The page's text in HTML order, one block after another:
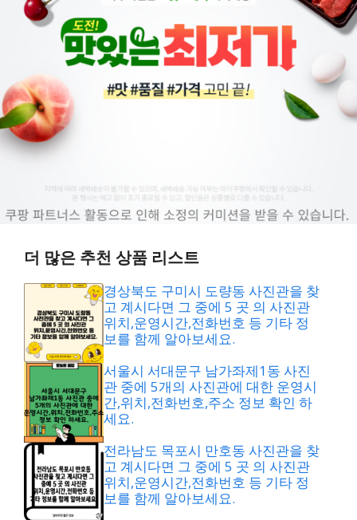
더 많은 추천 상품 리스트
경상북도 구미시 도량동 사진관을 찾
고 계시다면 그 중에 5 곳 의 사진관
위치,운영시간,전화번호 등 기타 정
보를 함께 알아보세요.
서울시 서대문구 남가좌제1동 사진
관 중에 5개의 사진관에 대한 운영시
간,위치,전화번호,주소 정보 확인 하
세요.
전라남도 목포시 만호동 사진관을 찾
고 계시다면 그 중에 5 곳 의 사진관
위치,운영시간,전화번호 등 기타 정
보를 함께 알아보세요.